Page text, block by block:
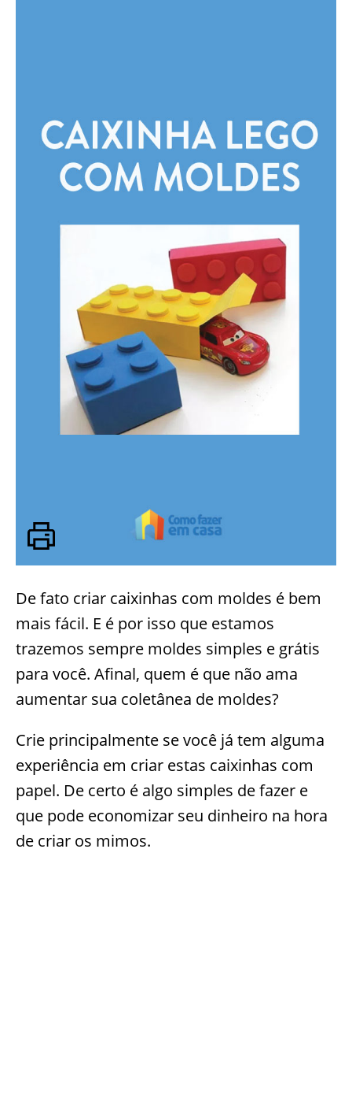
De fato criar caixinhas com moldes é bem
mais fácil. E é por isso que estamos
trazemos sempre moldes simples e grátis
para você. Afinal, quem é que não ama
aumentar sua coletânea de moldes?
Crie principalmente se você já tem alguma
experiência em criar estas caixinhas com
papel. De certo é algo simples de fazer e
que pode economizar seu dinheiro na hora
de criar os mimos.